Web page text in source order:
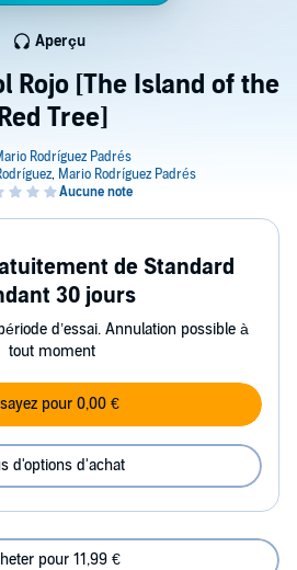
Rojo [The Island of the
Tree]
Aperçu
de Standard
30 jours
d’essai. Annulation possible à
tout moment
pour 0,00 €
d'options d'achat
pour 11,99 €